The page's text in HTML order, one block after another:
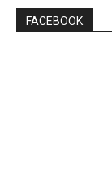
FACEBOOK